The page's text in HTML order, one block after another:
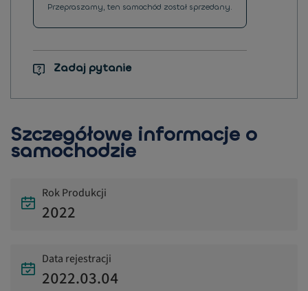
Przepraszamy, ten samochód został sprzedany.
Zadaj pytanie
Szczegółowe informacje o
samochodzie
Rok Produkcji
2022
Data rejestracji
2022.03.04